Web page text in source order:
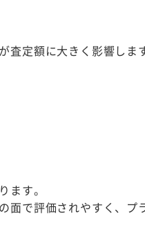
査定額に大きく影響しま
ます。
面で評価されやすく、プ